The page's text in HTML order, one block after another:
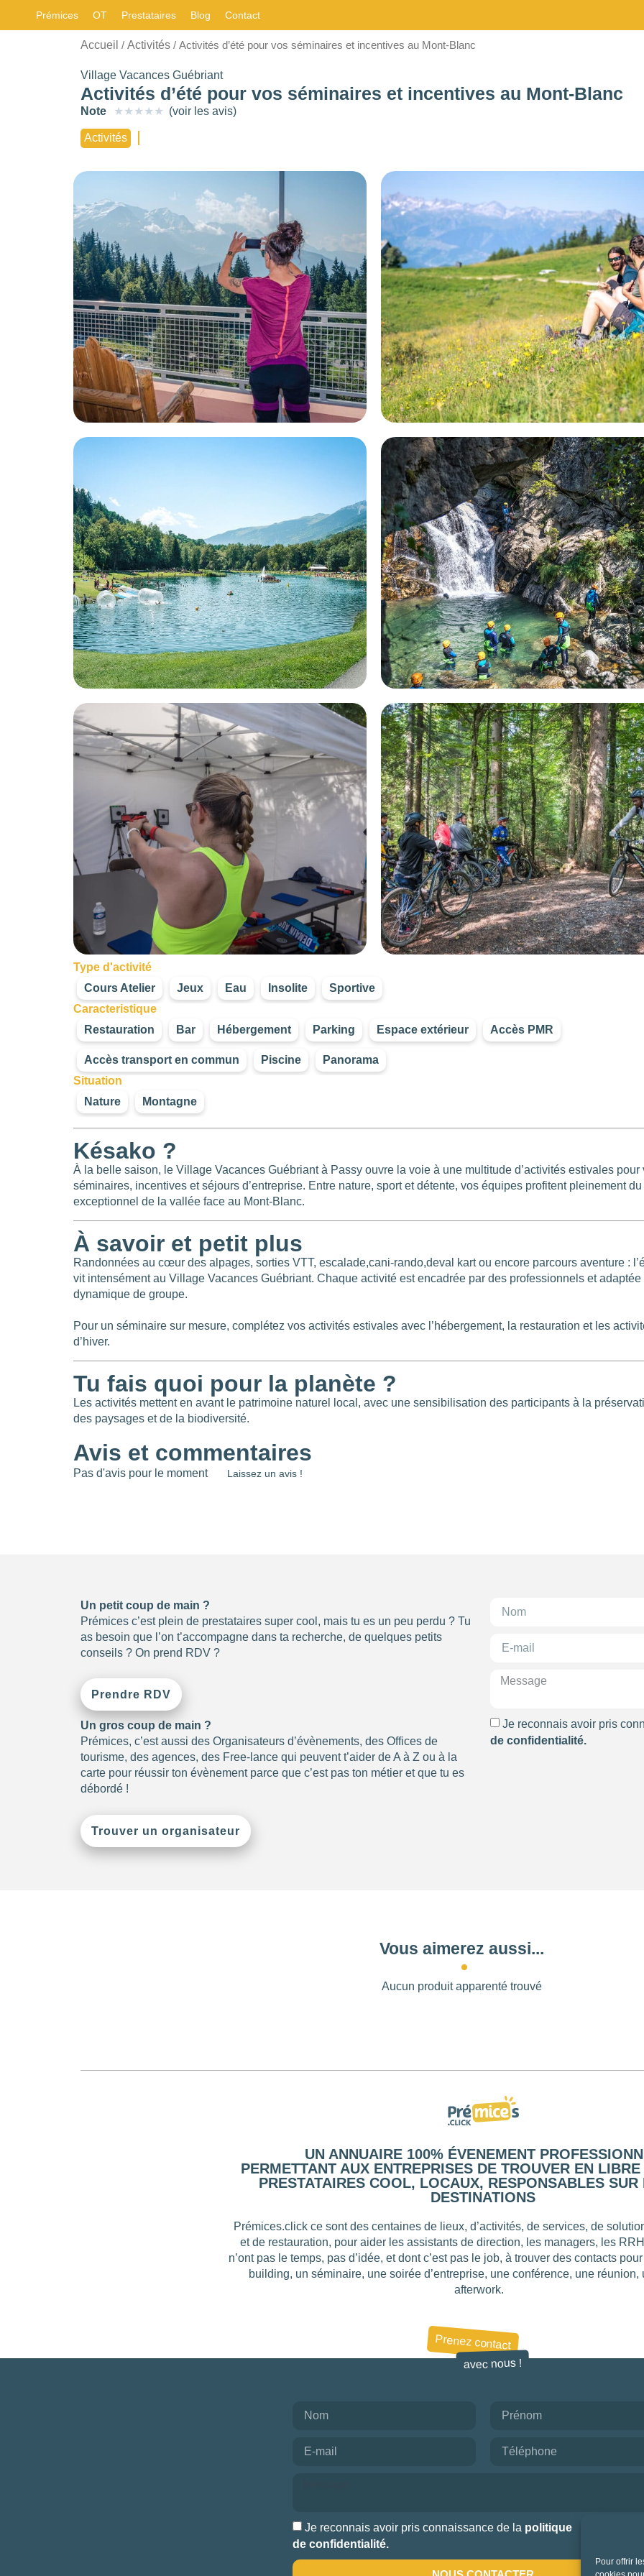
Pour offrir
Prémices OT Prestataires Blog Contact
Accueil / Activités / Activités d’été pour vos séminaires et incentives au Mont-Blanc
Village Vacances Guébriant
Activités d’été pour vos séminaires et incentives au Mont-Blanc
Note ★★★★★ (voir les avis)
Activités
Type d'activité
Cours Atelier
Jeux Eau Insolite
Sportive
Caracteristique
Restauration
Bar Hébergement Parking Espace extérieur Accès PMR
Accès transport en commun Piscine
Panorama
Situation
Nature
Montagne
Késako ?
À la belle saison, le Village Vacances Guébriant à Passy ouvre la voie à une multitude d’activités estivales pour
séminaires, incentives et séjours d’entreprise. Entre nature, sport et détente, vos équipes profitent pleinement
exceptionnel de la vallée face au Mont-Blanc.
À savoir et petit plus
Randonnées au cœur des alpages, sorties VTT, escalade,cani-rando,deval kart ou encore parcours aventure :
vit intensément au Village Vacances Guébriant. Chaque activité est encadrée par des professionnels et adaptée
dynamique de groupe.
Pour un séminaire sur mesure, complétez vos activités estivales avec l’hébergement, la restauration et les
d’hiver.
Tu fais quoi pour la planète ?
Les activités mettent en avant le patrimoine naturel local, avec une sensibilisation des participants à la
des paysages et de la biodiversité.
Avis et commentaires
Pas d'avis pour le moment Laissez un avis !
Un petit coup de main ?
Prémices c’est plein de prestataires super cool, mais tu es un peu perdu ? Tu
as besoin que l’on t’accompagne dans ta recherche, de quelques petits
conseils ? On prend RDV ?
Prendre RDV
Un gros coup de main ?
Prémices, c’est aussi des Organisateurs d’évènements, des Offices de
tourisme, des agences, des Free-lance qui peuvent t’aider de A à Z ou à la
carte pour réussir ton évènement parce que c’est pas ton métier et que tu es
débordé !
Trouver un organisateur
Je reconnais avoir pris
de confidentialité.
Vous aimerez aussi...
Aucun produit apparenté trouvé
UN ANNUAIRE 100% ÉVENEMENT
PERMETTANT AUX ENTREPRISES DE TROUVER EN
PRESTATAIRES COOL, LOCAUX, RESPONSABLES SUR
DESTINATIONS
Prémices.click ce sont des centaines de lieux, d’activités, de services, de
et de restauration, pour aider les assistants de direction, les managers, les
n’ont pas le temps, pas d’idée, et dont c’est pas le job, à trouver des contacts
building, un séminaire, une soirée d’entreprise, une conférence, une réunion,
afterwork.
Prenez contact
avec nous !
Je reconnais avoir pris connaissance de la politique
de confidentialité.
CARACTÉRISTIQUE
STYLE
Choisir
2
Lesfiltres.
BUDGET PAR
PERSONNE
—768
NOTE
NOMBRE DE
PERSONNES
Choisir
CONSEILLÉ POUR
710